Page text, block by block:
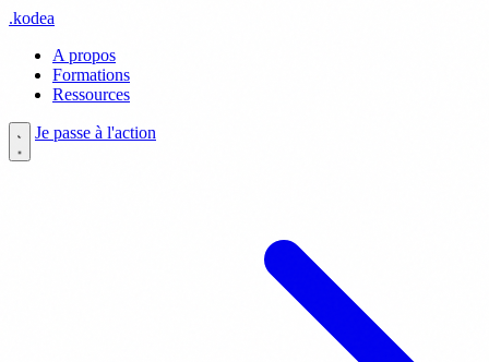
.kodea
A propos
Formations
Ressources
Je passe à l'action